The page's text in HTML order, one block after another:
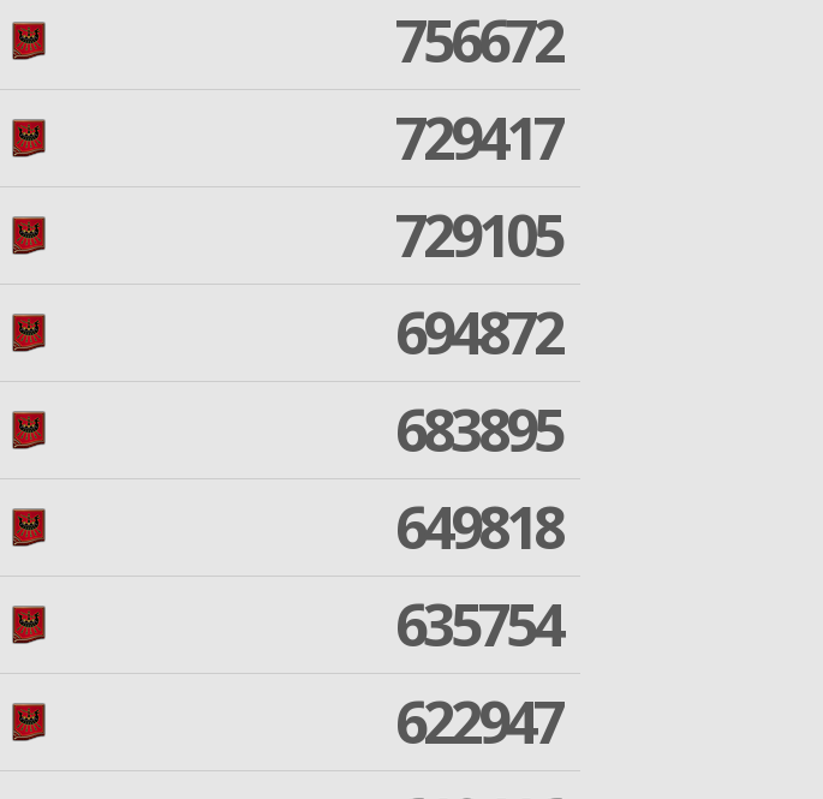
756672
729417
729105
694872
683895
649818
635754
622947